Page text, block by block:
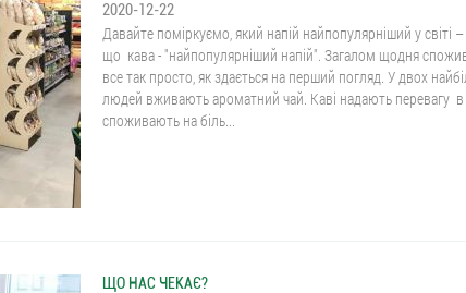
2020-12-22
Давайте поміркуємо, який напій найпопулярніший у світі
що кава - "найпопулярніший напій". Загалом щодня
все так просто, як здається на перший погляд. У двох
людей вживають ароматний чай. Каві надають перевагу в
споживають на біль...
ЩО НАС ЧЕКАЄ?